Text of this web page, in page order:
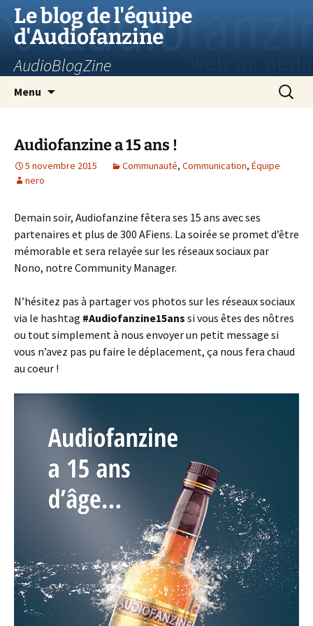
Aller
contenu
Le blog de l'équipe
d'Audiofanzine
AudioBlogZine
Menu
Audiofanzine a 15 ans !
5 novembre 2015 Communauté, Communication, Équipe
nero
Demain soir, Audiofanzine fêtera ses 15 ans avec ses
partenaires et plus de 300 AFiens. La soirée se promet d’être
mémorable et sera relayée sur les réseaux sociaux par
Nono, notre Community Manager.
N’hésitez pas à partager vos photos sur les réseaux sociaux
via le hashtag #Audiofanzine15ans si vous êtes des nôtres
ou tout simplement à nous envoyer un petit message si
vous n’avez pas pu faire le déplacement, ça nous fera chaud
au coeur !